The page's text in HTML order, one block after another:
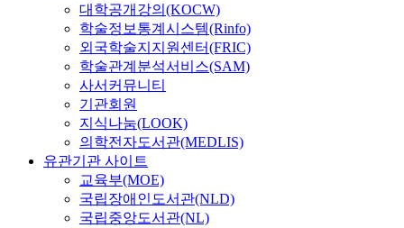
대학공개강의(KOCW)
학술정보통계시스템(Rinfo)
외국학술지지원센터(FRIC)
학술관계분석서비스(SAM)
사서커뮤니티
기관회원
지식나눔(LOOK)
의학전자도서관(MEDLIS)
유관기관 사이트
교육부(MOE)
국립장애인도서관(NLD)
국립중앙도서관(NL)